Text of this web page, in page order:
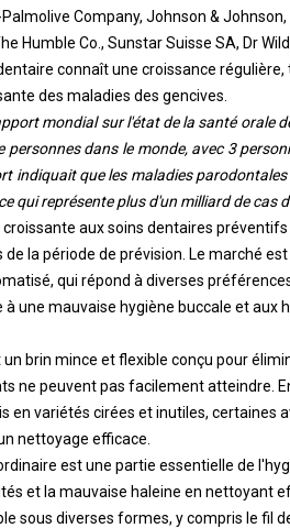
Company, Johnson &
Humble Co., Sunstar Suisse SA, Dr
connaît une croissance
des maladies des gencives.
mondial sur l'état de la santé orale
personnes dans le monde, avec 3
indiquait que les maladies
qui représente plus d'un milliard de cas
croissante aux soins dentaires
la période de prévision. Le marché
qui répond à diverses
à une mauvaise hygiène buccale et
un brin mince et flexible conçu pour
ne peuvent pas facilement atteindre.
en variétés cirées et inutiles,
nettoyage efficace.
est une partie essentielle de
et la mauvaise haleine en nettoyant
sous diverses formes, y compris le fil